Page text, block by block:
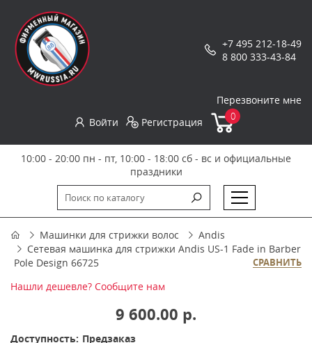
+7 495 212-18-49
8 800 333-43-84
Перезвоните мне
Войти
Регистрация 0
10:00 - 20:00 пн - пт, 10:00 - 18:00 сб - вс и официальные
праздники
Машинки для стрижки волос
Andis
Сетевая машинка для стрижки Andis US-1 Fade in Barber
Pole Design 66725
СРАВНИТЬ
Нашли дешевле? Сообщите нам
9 600.00 р.
Доступность: Предзаказ